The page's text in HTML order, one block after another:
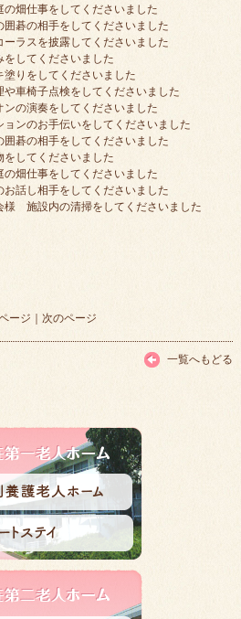
畑仕事をしてくださいました
碁の相手をしてくださいました
ラスを披露してくださいました
してくださいました
りをしてくださいました
車椅子点検をしてくださいました
の演奏をしてくださいました
ンのお手伝いをしてくださいました
碁の相手をしてくださいました
してくださいました
畑仕事をしてくださいました
話し相手をしてくださいました
施設内の清掃をしてくださいました
ージ ｜ 次のページ
一覧へもどる